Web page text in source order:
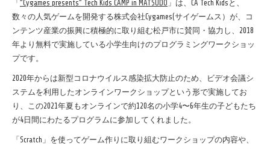
「 ”Cygames presents” Tech Kids CAMP in MATSUDO 」は、CA Tech Kidsと、
数々の人気ゲームを開発する株式会社Cygames(サイゲームス）が、コ
ンテンツ産業の振興に積極的に取り組む松戸市に賛同・協力し、2018
年より無料で実施している小学生向けのプログラミングワークショッ
プです。
2020年からは新型コロナウイルス感染拡大防止のため、ビデオ会議シ
ステムを利用したオンラインワークショップという形で実施してお
り、この2021年夏もオンラインで約120名の小学4〜6年生の子どもたち
が4日間にわたるプログラムに参加してくれました。
「Scratch」を使ってゲーム作りに取り組むワークショップの内容や、